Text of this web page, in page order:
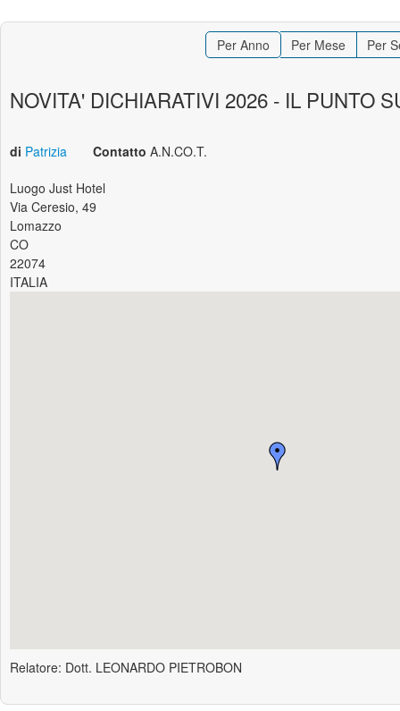
Per Anno Per Mese Per
NOVITA' DICHIARATIVI 2026 - IL PUNTO
di Patrizia Contatto A.N.CO.T.
Luogo Just Hotel
Via Ceresio, 49
Lomazzo
CO
22074
ITALIA
Relatore: Dott. LEONARDO PIETROBON